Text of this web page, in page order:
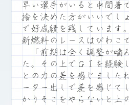
早い選手がいると中間着
捨を決めた方がいいでし
で好成績を残しています。
新燃料のレースはびわこ
「前期は全く調整が噛
た。その上でＧⅠを経験
との力の差を感じました
ーター出しで差を感じて
かりそこをやらないと上